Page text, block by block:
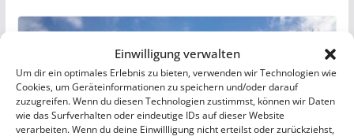
Einwilligung verwalten
Um dir ein optimales Erlebnis zu bieten, verwenden wir Technologien wie
Cookies, um Geräteinformationen zu speichern und/oder darauf
zuzugreifen. Wenn du diesen Technologien zustimmst, können wir Daten
wie das Surfverhalten oder eindeutige IDs auf dieser Website
verarbeiten. Wenn du deine Einwillligung nicht erteilst oder zurückziehst,